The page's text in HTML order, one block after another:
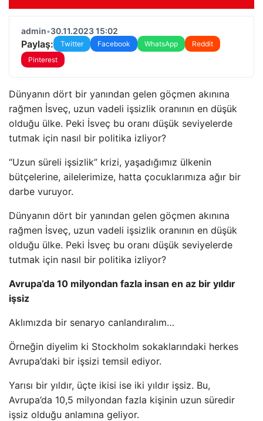
admin•30.11.2023 15:02
Paylaş: Twitter Facebook WhatsApp
Reddit
Pinterest
Dünyanın dört bir yanından gelen göçmen akınına
rağmen İsveç, uzun vadeli işsizlik oranının en düşük
olduğu ülke. Peki İsveç bu oranı düşük seviyelerde
tutmak için nasıl bir politika izliyor?
“Uzun süreli işsizlik” krizi, yaşadığımız ülkenin
bütçelerine, ailelerimize, hatta çocuklarımıza ağır bir
darbe vuruyor.
Dünyanın dört bir yanından gelen göçmen akınına
rağmen İsveç, uzun vadeli işsizlik oranının en düşük
olduğu ülke. Peki İsveç bu oranı düşük seviyelerde
tutmak için nasıl bir politika izliyor?
Avrupa’da 10 milyondan fazla insan en az bir yıldır
işsiz
Aklımızda bir senaryo canlandıralım…
Örneğin diyelim ki Stockholm sokaklarındaki herkes
Avrupa’daki bir işsizi temsil ediyor.
Yarısı bir yıldır, üçte ikisi ise iki yıldır işsiz. Bu,
Avrupa’da 10,5 milyondan fazla kişinin uzun süredir
işsiz olduğu anlamına geliyor.